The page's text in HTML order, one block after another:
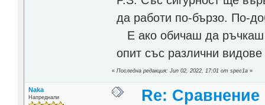
да работи по-бързо. По-
Е ако обичаш да
опит със различни
«Последна редакция: Jun 02, 2022, 17:01 от spec1a »
Naka
Напреднали Re: